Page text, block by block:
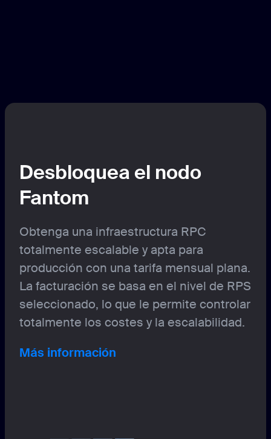
Desbloquea el nodo
Fantom
Obtenga una infraestructura RPC
totalmente escalable y apta para
producción con una tarifa mensual plana.
La facturación se basa en el nivel de RPS
seleccionado, lo que le permite controlar
totalmente los costes y la escalabilidad.
Más información